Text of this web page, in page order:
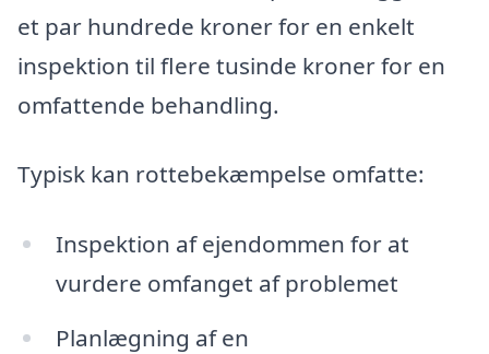
et par hundrede kroner for en enkelt
inspektion til flere tusinde kroner for en
omfattende behandling.
Typisk kan rottebekæmpelse omfatte:
Inspektion af ejendommen for at
vurdere omfanget af problemet
Planlægning af en